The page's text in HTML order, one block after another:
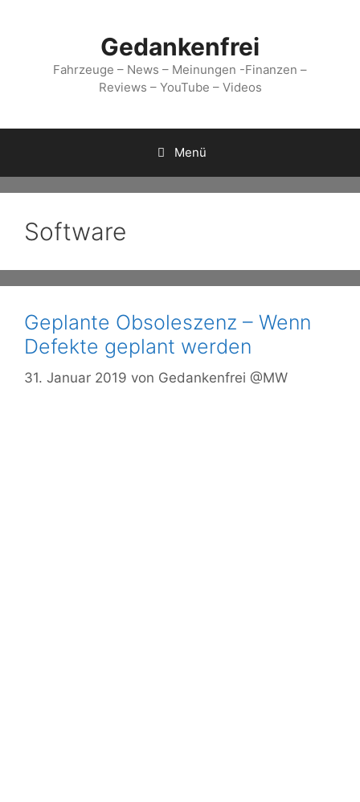
Gedankenfrei
Fahrzeuge – News – Meinungen -Finanzen –
Reviews – YouTube – Videos
Menü
Software
Geplante Obsoleszenz – Wenn
Defekte geplant werden
31. Januar 2019 von Gedankenfrei @MW